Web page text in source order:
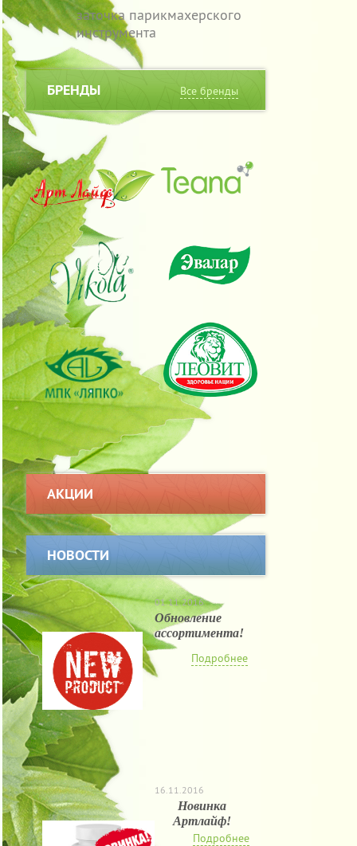
заточка парикмахерского
инструмента
БРЕНДЫ Все бренды
АКЦИИ
НОВОСТИ
01.11.2016
Обновление
ассортимента!
Подробнее
16.11.2016
Новинка
Артлайф!
Подробнее